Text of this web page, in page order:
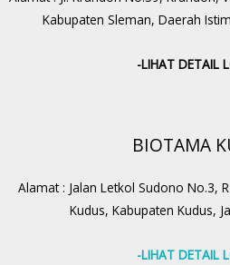
Kabupaten Sleman, Daerah
-LIHAT DETAIL
BIOTAMA
Alamat : Jalan Letkol Sudono No.3,
Kudus, Kabupaten Kudus,
-LIHAT DETAIL